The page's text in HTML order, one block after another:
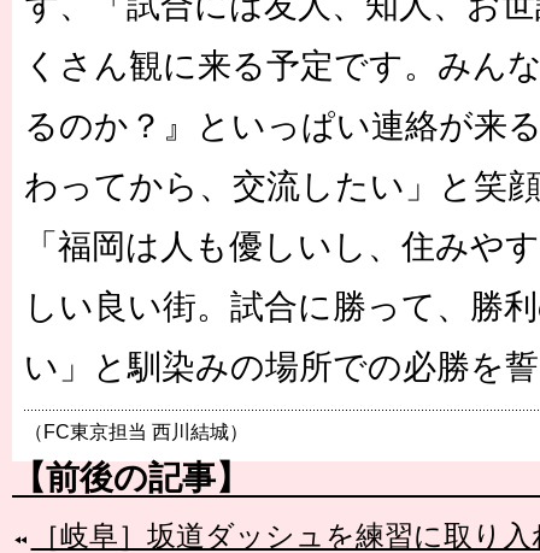
くさん観に来る予定です。みん
るのか？』といっぱい連絡が来
わってから、交流したい」と笑
「福岡は人も優しいし、住みや
しい良い街。試合に勝って、勝
い」と馴染みの場所での必勝を
（FC東京担当 西川結城）
【前後の記事】
［岐阜］坂道ダッシュを練習に取り